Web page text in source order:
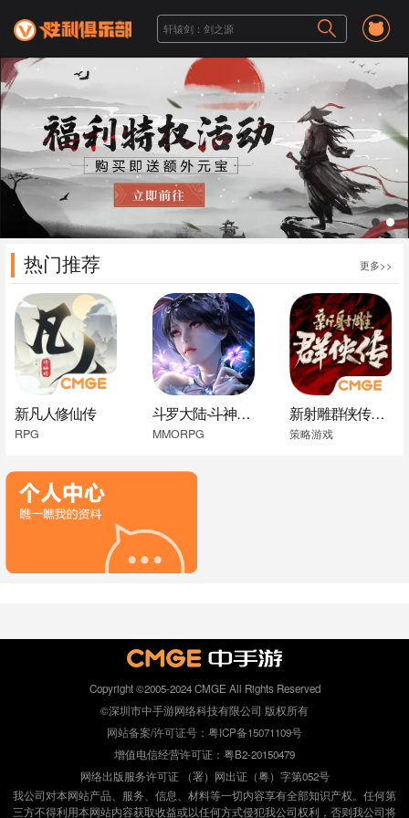
1 2
热门推荐 更多>>
新凡人修仙传
RPG
斗罗大陆-斗神再临
MMORPG
新射雕群侠传之铁血丹心
策略游戏
Copyright ©2005-2024 CMGE All Rights Reserved
©深圳市中手游网络科技有限公司 版权所有
网站备案/许可证号：粤ICP备15071109号
增值电信经营许可证：粤B2-20150479
网络出版服务许可证 （署）网出证（粤）字第052号
我公司对本网站产品、服务、信息、材料等一切内容享有全部知识产权。任何第
三方不得利用本网站内容获取收益或以任何方式侵犯我公司权利，否则我公司将